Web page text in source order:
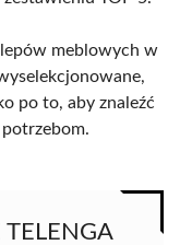
meblowych w
po to, aby znaleźć